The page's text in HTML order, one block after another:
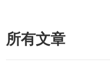
所有文章